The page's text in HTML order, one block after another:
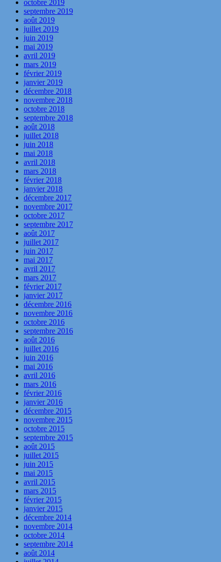
octobre 2019
septembre 2019
août 2019
juillet 2019
juin 2019
mai 2019
avril 2019
mars 2019
février 2019
janvier 2019
décembre 2018
novembre 2018
octobre 2018
septembre 2018
août 2018
juillet 2018
juin 2018
mai 2018
avril 2018
mars 2018
février 2018
janvier 2018
décembre 2017
novembre 2017
octobre 2017
septembre 2017
août 2017
juillet 2017
juin 2017
mai 2017
avril 2017
mars 2017
février 2017
janvier 2017
décembre 2016
novembre 2016
octobre 2016
septembre 2016
août 2016
juillet 2016
juin 2016
mai 2016
avril 2016
mars 2016
février 2016
janvier 2016
décembre 2015
novembre 2015
octobre 2015
septembre 2015
août 2015
juillet 2015
juin 2015
mai 2015
avril 2015
mars 2015
février 2015
janvier 2015
décembre 2014
novembre 2014
octobre 2014
septembre 2014
août 2014